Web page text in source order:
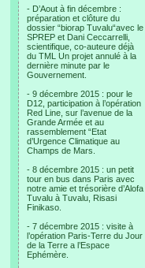
- D’Aout à fin décembre :
préparation et clôture du
dossier “biorap Tuvalu“avec le
SPREP et Dani Ceccarrelli,
scientifique, co-auteure déjà
du TML Un projet annulé à la
dernière minute par le
Gouvernement.
- 9 décembre 2015 : pour le
D12, participation à l’opération
Red Line, sur l’avenue de la
Grande Armée et au
rassemblement “Etat
d’Urgence Climatique au
Champs de Mars.
- 8 décembre 2015 : un petit
tour en bus dans Paris avec
notre amie et trésorière d’Alofa
Tuvalu à Tuvalu, Risasi
Finikaso.
- 7 décembre 2015 : visite à
l’opération Paris-Terre du Jour
de la Terre a l’Espace
Ephémère.